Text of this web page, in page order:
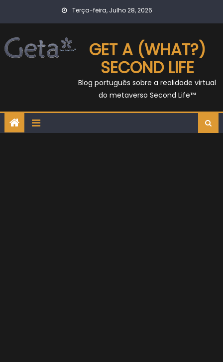
Terça-feira, Julho 28, 2026
GET A (WHAT?)
SECOND LIFE
Blog português sobre a realidade virtual
do metaverso Second Life™